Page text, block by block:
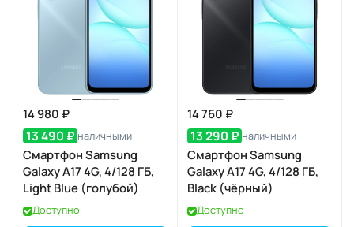
14 980 ₽
13 490 ₽ наличными
Смартфон Samsung
Galaxy A17 4G, 4/128 ГБ,
Light Blue (голубой)
Доступно
14 760 ₽
13 290 ₽ наличными
Смартфон Samsung
Galaxy A17 4G, 4/128 ГБ,
Black (чёрный)
Доступно